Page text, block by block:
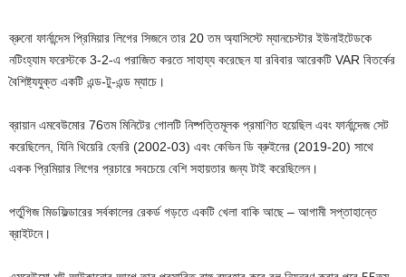
ব্রুনো ফার্নান্দেস প্রিমিয়ার লিগের সিজনে তার 20 তম অ্যাসিস্টে ম্যানচেস্টার ইউনাইটেডকে
নটিংহ্যাম ফরেস্টকে 3-2-এ পরাজিত করতে সাহায্য করেছেন যা রবিবার আরেকটি VAR বিতর্কের
বৈশিষ্ট্যযুক্ত একটি এন্ড-টু-এন্ড ম্যাচে।
ব্রায়ান এমবেউমোর 76তম মিনিটের গোলটি নিষ্পত্তিমূলক প্রমাণিত হয়েছিল এবং ফার্নান্দেজ সেট
করেছিলেন, যিনি থিয়েরি হেনরি (2002-03) এবং কেভিন ডি ব্রুইনের (2019-20) সাথে
একক প্রিমিয়ার লিগের প্রচারে সবচেয়ে বেশি সহায়তার জন্য টাই করেছিলেন।
পর্তুগিজ মিডফিল্ডারের সর্বকালের রেকর্ড গড়তে একটি খেলা বাকি আছে – আগামী সপ্তাহান্তে
ব্রাইটনে।